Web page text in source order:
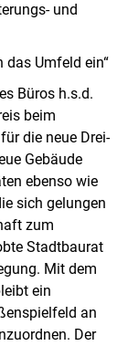
und
das Umfeld ein“
Büros h.s.d.
beim
die neue Drei-
Gebäude
ebenso wie
sich gelungen
zum
Stadtbaurat
Mit dem
ein
an
Der